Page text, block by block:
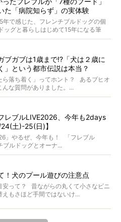
た「病院知らず」の実体験
年で感じた、フレンチブルドッグの個
ッグと暮らしはじめて15年になる筆
ブガブは1歳まで!?「犬は２歳に
」という都市伝説は本当？
ら落ち着く」ってホント？ あるブヒオ
んな質問がありました。...
レブルLIVE2026、今年も2days
土)-25(日)】
」やるぜ、今年も！ 「フレブル
ブルドッグとオーナ...
！犬のプール遊びの注意点
安って？ 昔ながらの丸くて小さなビニ
えもさほど手間ではないけ...